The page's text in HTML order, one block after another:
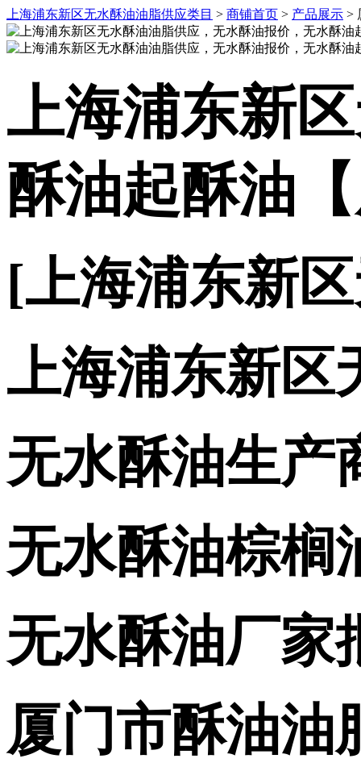
上海浦东新区无水酥油油脂供应类目 > 商铺首页 > 产品展示 >
上海浦东新
酥油起酥油
[上海浦东新
上海浦东新区
无水酥油生产
无水酥油棕榈
无水酥油厂家
厦门市酥油油